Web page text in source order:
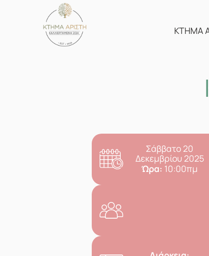
ΚΤΗΜΑ
Σάββατο 20
Δεκεμβρίου 2025
Ώρα: 10:00πμ